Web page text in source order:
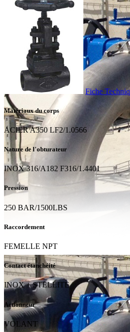
Fiche
Matériaux du corps
ACIER A350 LF2/1.0566
Nature de l'obturateur
INOX 316/A182 F316/1.4401
Pression
250 BAR/1500LBS
Raccordement
FEMELLE NPT
Contact étanchéité
INOX + STELLITE
Actionneur
VOLANT